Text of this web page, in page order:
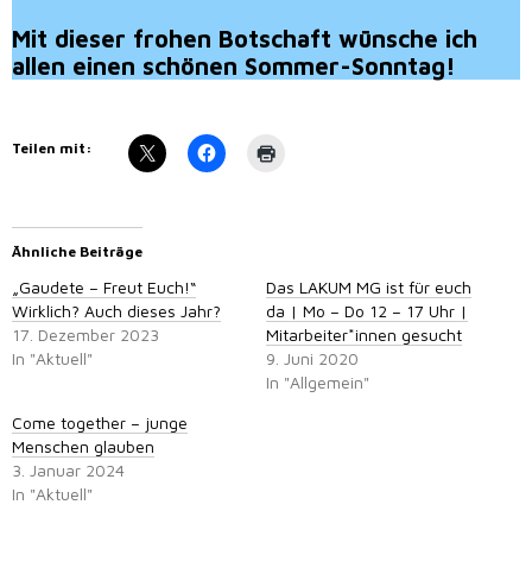
Mit dieser frohen Botschaft wünsche ich
allen einen schönen Sommer-Sonntag!
Teilen mit:
Ähnliche Beiträge
„Gaudete – Freut Euch!“
Wirklich? Auch dieses Jahr?
17. Dezember 2023
In "Aktuell"
Das LAKUM MG ist für euch
da | Mo – Do 12 – 17 Uhr |
Mitarbeiter*innen gesucht
9. Juni 2020
In "Allgemein"
Come together – junge
Menschen glauben
3. Januar 2024
In "Aktuell"